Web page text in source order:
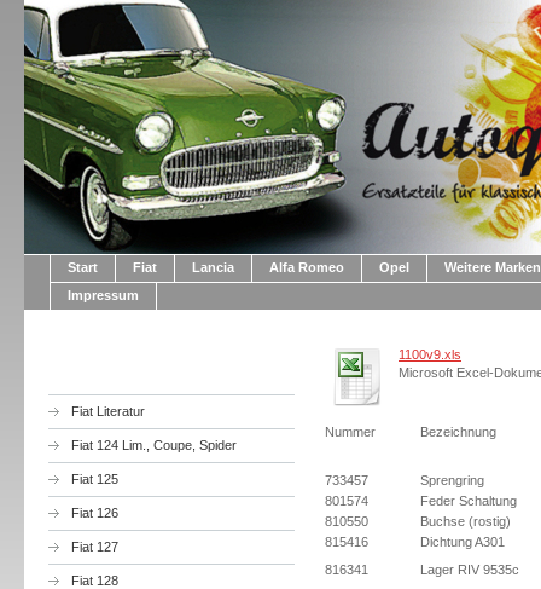
Start Fiat Lancia Alfa Romeo Opel
Weitere Marken
Impressum
Fiat Literatur
Fiat 124 Lim., Coupe, Spider
Fiat 125
Fiat 126
Fiat 127
Fiat 128
1100v9.xls
Microsoft Excel-
Nummer Bezeichnung
733457
Sprengring
801574
Feder Schaltung
810550
Buchse (rostig)
815416
Dichtung A301
816341
Lager RIV 9535c